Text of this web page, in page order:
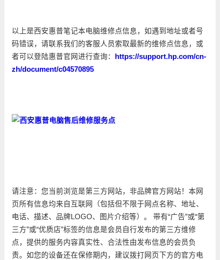
以上是西安惠普笔记本电脑维修点信息，如遇到地址或者号
码错误，请联系我们的客服人员索取最新的维修点信息，或
者可以登陆惠普官网进行查询：
https://support.hp.com/cn-
zh/document/c04570895
请注意：您当前浏览是第三方网站，非品牌官方网站！本网
页所有信息均来自互联网（包括但不限于网点名称、地址、
电话、描述、品牌LOGO、图片介绍等）。 带有“广告”或“第
三方”或“优质店”标签的信息是会员自行发布的第三方维修
点，提供的服务内容真实性、合法性由发布信息的会员负
责。如您的设备还在保修期内，建议拨打网页下方的官方电